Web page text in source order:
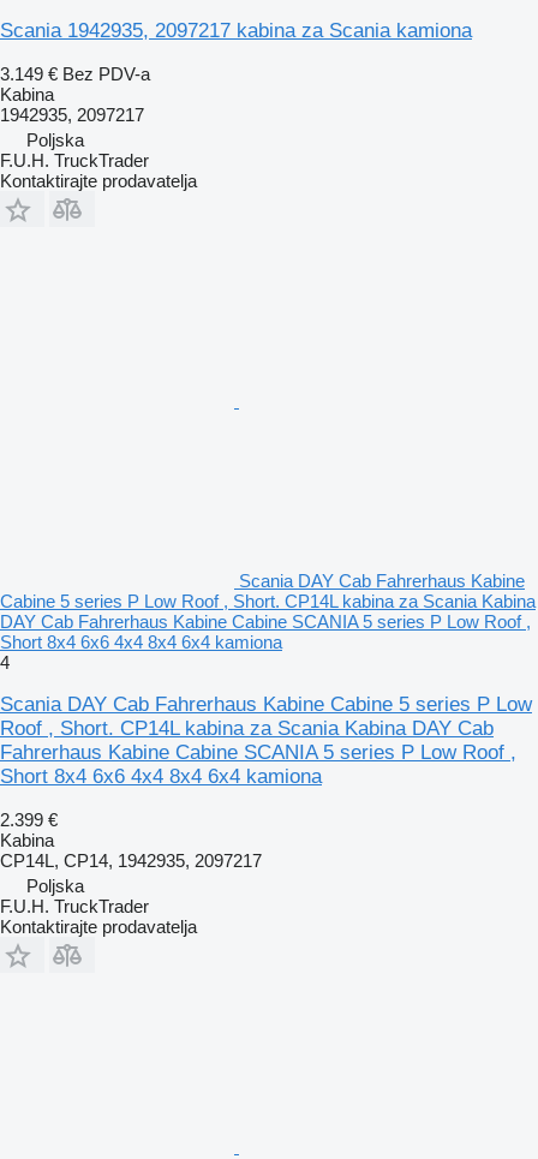
Scania 1942935, 2097217 kabina za Scania kamiona
3.149 € Bez PDV-a
Kabina
1942935, 2097217
Poljska
F.U.H. TruckTrader
Kontaktirajte prodavatelja
Scania DAY Cab Fahrerhaus Kabine
Cabine 5 series P Low Roof , Short. CP14L kabina za Scania Kabina
DAY Cab Fahrerhaus Kabine Cabine SCANIA 5 series P Low Roof ,
Short 8x4 6x6 4x4 8x4 6x4 kamiona
4
Scania DAY Cab Fahrerhaus Kabine Cabine 5 series P Low
Roof , Short. CP14L kabina za Scania Kabina DAY Cab
Fahrerhaus Kabine Cabine SCANIA 5 series P Low Roof ,
Short 8x4 6x6 4x4 8x4 6x4 kamiona
2.399 €
Kabina
CP14L, CP14, 1942935, 2097217
Poljska
F.U.H. TruckTrader
Kontaktirajte prodavatelja